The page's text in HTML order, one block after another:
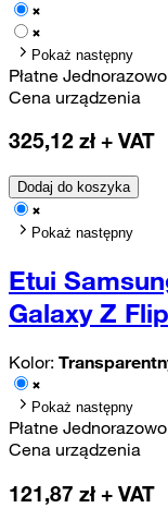
Pokaż następny
Płatne Jednorazowo
Cena urządzenia
325,12 zł + VAT
Dodaj do koszyka
Pokaż następny
Etui
Galaxy Z
Kolor:
Pokaż następny
Płatne Jednorazowo
Cena urządzenia
121,87 zł + VAT